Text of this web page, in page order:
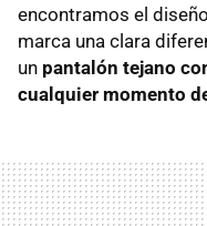
encontramos el
marca una clara
un pantalón tejano
cualquier momento